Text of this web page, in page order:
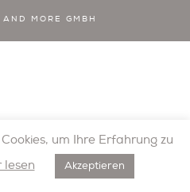
MORE GMBH
um Ihre Erfahrung zu
lesen Akzeptieren